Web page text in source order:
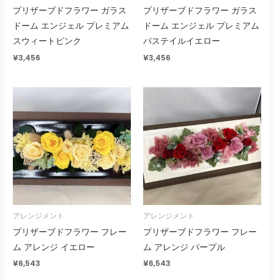
プリザーブドフラワー ガラス
ドーム エンジェル プレミアム
スウィートピンク
¥3,456
プリザーブドフラワー ガラス
ドーム エンジェル プレミアム
パステイルイエロー
¥3,456
アレンジメント
プリザーブドフラワー フレー
ム アレンジ イエロー
¥6,543
アレンジメント
プリザーブドフラワー フレー
ム アレンジ パープル
¥6,543